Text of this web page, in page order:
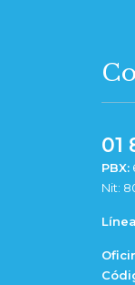
01
PBX:
Nit: